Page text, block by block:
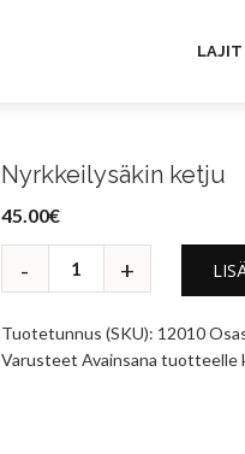
LAJIT
Nyrkkeilysäkin ketju
45.00€
Tuotetunnus (SKU): 12010
Varusteet Avainsana tuotteelle